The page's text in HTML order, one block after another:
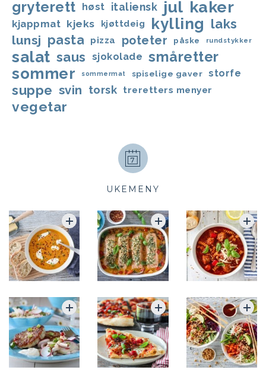
gryterett høst italiensk jul kaker
kjappmat kjeks kjøttdeig kylling laks
lunsj pasta pizza poteter påske rundstykker
salat saus sjokolade småretter
sommer sommermat spiselige gaver storfe
suppe svin torsk treretters menyer
vegetar
UKEMENY